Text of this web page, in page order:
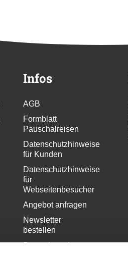
Infos
AGB
Formblatt
Pauschalreisen
Datenschutzhinweise
für Kunden
Datenschutzhinweise
für
Webseitenbesucher
Angebot anfragen
Newsletter
bestellen
Pressekontakt